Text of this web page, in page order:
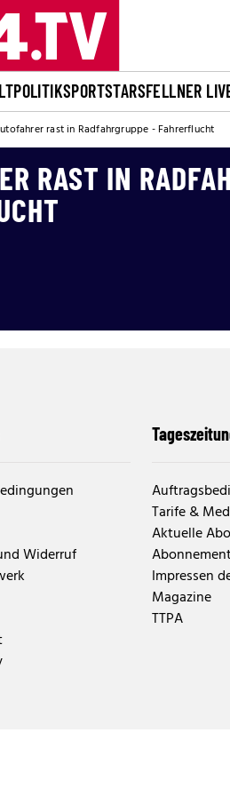
POLITIKSPORTSTARSFELLNER
rast in Radfahrgruppe - Fahrerflucht
RAST IN
Widerruf
Tarife &
Aktuelle
Impressen
Magazine
TTPA